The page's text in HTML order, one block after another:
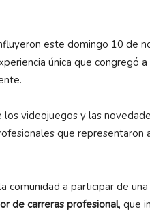
este domingo 10 de
única que congregó
videojuegos y las
que representaron
a participar de
de carreras profesional, que